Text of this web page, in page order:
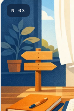
N 03